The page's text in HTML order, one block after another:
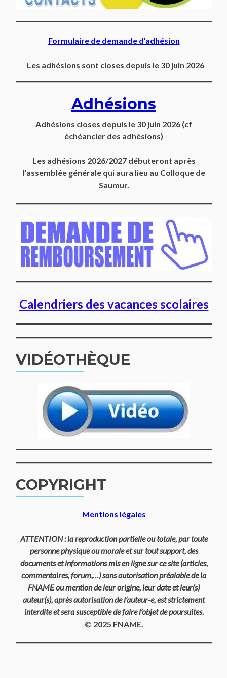
Formulaire de demande d’adhésion
Les adhésions sont closes depuis le 30 juin 2026
Adhésions
Adhésions closes depuis le 30 juin 2026 (cf
échéancier des adhésions)
Les adhésions 2026/2027 débuteront après
l'assemblée générale qui aura lieu au Colloque de
Saumur.
Calendriers des vacances scolaires
VIDÉOTHÈQUE
COPYRIGHT
Mentions légales
ATTENTION : la reproduction partielle ou totale, par toute
personne physique ou morale et sur tout support, des
documents et informations mis en ligne sur ce site (articles,
commentaires, forum,…) sans autorisation préalable de la
FNAME ou mention de leur origine, leur date et leur(s)
auteur(s), après autorisation de l’auteur-e, est strictement
interdite et sera susceptible de faire l’objet de poursuites.
© 2025 FNAME.